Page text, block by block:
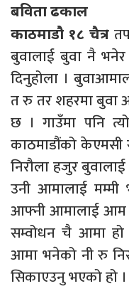
बविता ढकाल
काठमाडौ १८ चैत्र।
बुवालाई बुवा नै
दिनुहोला ।
त रु तर शहरमा बुवा
छ । गाउँमा पनि
काठमाडौंको केएमसी
निरौला हजुर
उनी आमालाई मम्मी
आफ्नी आमालाई आम
सम्वोधन चै आमा हो
आमा भनेको नी रु
सिकाएउनु भएको हो ।